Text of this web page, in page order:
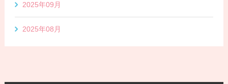
2025年09月
2025年08月